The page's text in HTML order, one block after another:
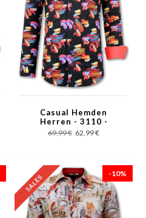
Casual Hemden
Herren - 3110 -
Schwarz
69,99 € 62,99 €
-10%